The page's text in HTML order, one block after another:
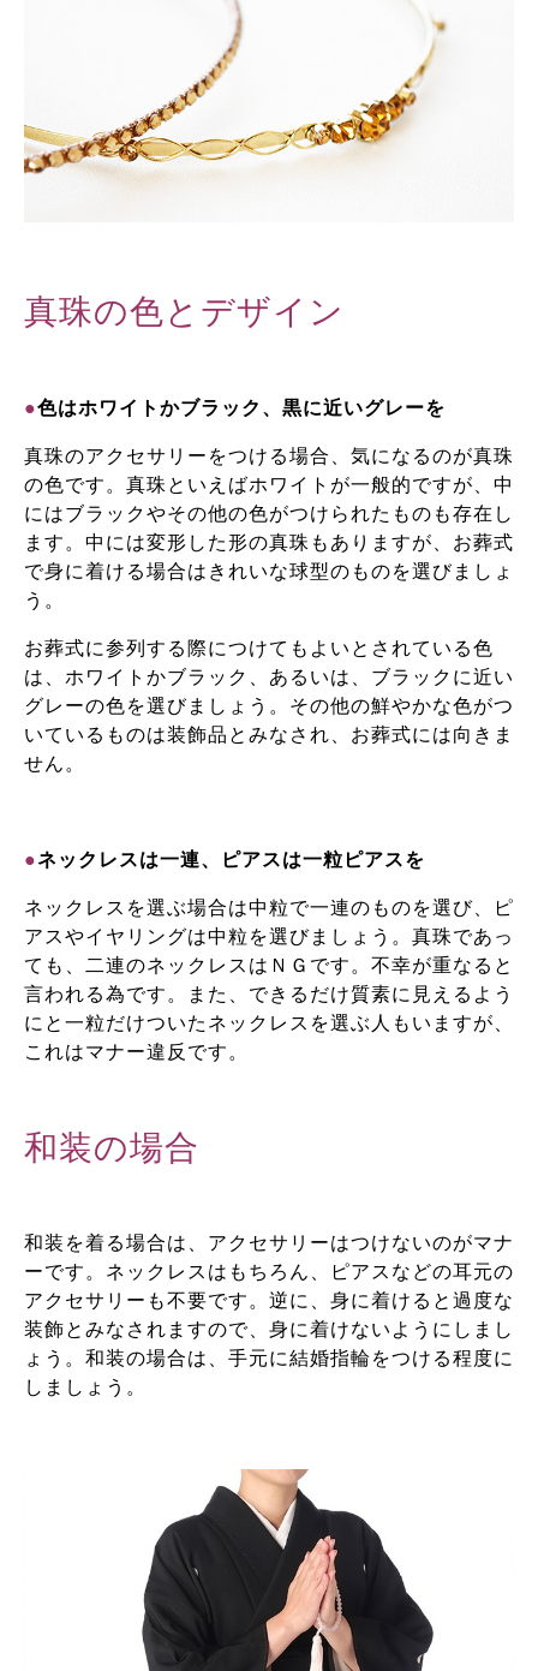
真珠の色とデザイン
●色はホワイトかブラック、黒に近いグレーを
真珠のアクセサリーをつける場合、気になるのが真珠
の色です。真珠といえばホワイトが一般的ですが、中
にはブラックやその他の色がつけられたものも存在し
ます。中には変形した形の真珠もありますが、お葬式
で身に着ける場合はきれいな球型のものを選びましょ
う。
お葬式に参列する際につけてもよいとされている色
は、ホワイトかブラック、あるいは、ブラックに近い
グレーの色を選びましょう。その他の鮮やかな色がつ
いているものは装飾品とみなされ、お葬式には向きま
せん。
●ネックレスは一連、ピアスは一粒ピアスを
ネックレスを選ぶ場合は中粒で一連のものを選び、ピ
アスやイヤリングは中粒を選びましょう。真珠であっ
ても、二連のネックレスはＮＧです。不幸が重なると
言われる為です。また、できるだけ質素に見えるよう
にと一粒だけついたネックレスを選ぶ人もいますが、
これはマナー違反です。
和装の場合
和装を着る場合は、アクセサリーはつけないのがマナ
ーです。ネックレスはもちろん、ピアスなどの耳元の
アクセサリーも不要です。逆に、身に着けると過度な
装飾とみなされますので、身に着けないようにしまし
ょう。和装の場合は、手元に結婚指輪をつける程度に
しましょう。